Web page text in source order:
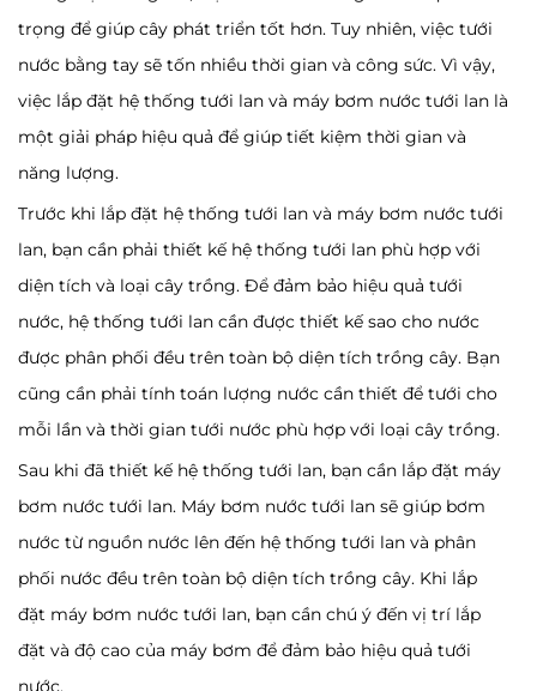
trọng để giúp cây phát triển tốt hơn. Tuy nhiên, việc tưới
nước bằng tay sẽ tốn nhiều thời gian và công sức. Vì vậy,
việc lắp đặt hệ thống tưới lan và máy bơm nước tưới lan là
một giải pháp hiệu quả để giúp tiết kiệm thời gian và
năng lượng.
Trước khi lắp đặt hệ thống tưới lan và máy bơm nước tưới
lan, bạn cần phải thiết kế hệ thống tưới lan phù hợp với
diện tích và loại cây trồng. Để đảm bảo hiệu quả tưới
nước, hệ thống tưới lan cần được thiết kế sao cho nước
được phân phối đều trên toàn bộ diện tích trồng cây. Bạn
cũng cần phải tính toán lượng nước cần thiết để tưới cho
mỗi lần và thời gian tưới nước phù hợp với loại cây trồng.
Sau khi đã thiết kế hệ thống tưới lan, bạn cần lắp đặt máy
bơm nước tưới lan. Máy bơm nước tưới lan sẽ giúp bơm
nước từ nguồn nước lên đến hệ thống tưới lan và phân
phối nước đều trên toàn bộ diện tích trồng cây. Khi lắp
đặt máy bơm nước tưới lan, bạn cần chú ý đến vị trí lắp
đặt và độ cao của máy bơm để đảm bảo hiệu quả tưới
nước.